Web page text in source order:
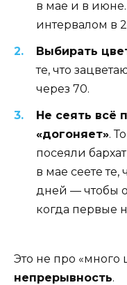
в мае и в
интервалом в
Выбирать
те, что
через 70.
Не сеять всё
«догоняет».
посеяли
в мае сеете те,
дней — чтобы
когда первые
Это не про «много
непрерывность.